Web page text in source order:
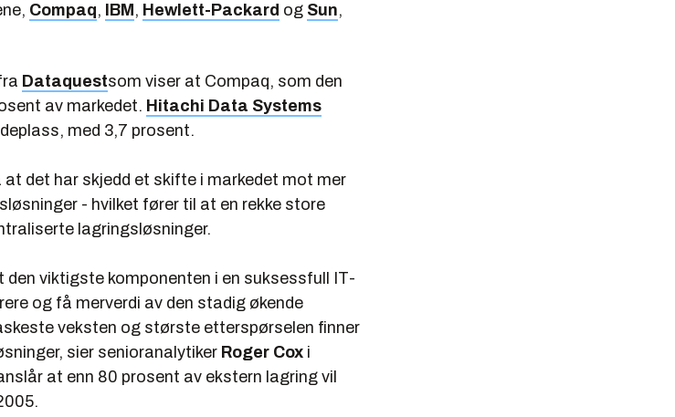
Compaq, IBM , Hewlett-Packard og Sun,
Dataquestsom viser at Compaq, som den
av markedet. Hitachi Data Systems
med 3,7 prosent.
det har skjedd et skifte i markedet mot mer
- hvilket fører til at en rekke store
lagringsløsninger.
viktigste komponenten i en suksessfull IT-
og få merverdi av den stadig økende
veksten og største etterspørselen finner
sier senioranalytiker Roger Cox i
at enn 80 prosent av ekstern lagring vil